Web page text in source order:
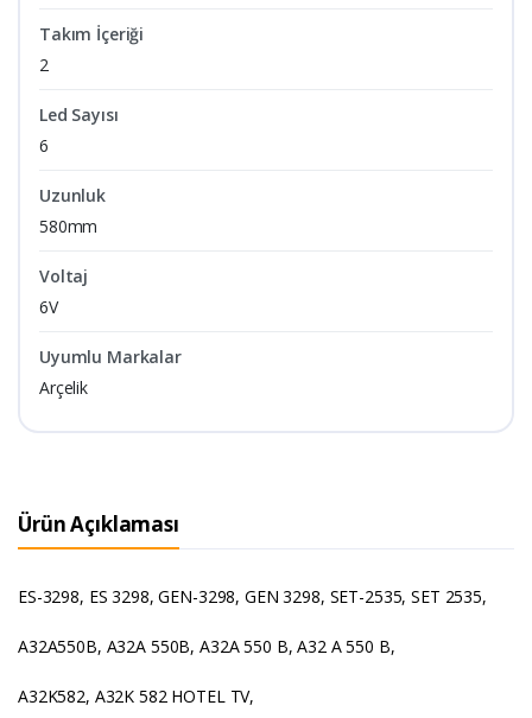
Takım İçeriği
2
Led Sayısı
6
Uzunluk
580mm
Voltaj
6V
Uyumlu Markalar
Arçelik
Ürün Açıklaması
ES-3298, ES 3298, GEN-3298, GEN 3298, SET-2535, SET 2535,
A32A550B, A32A 550B, A32A 550 B, A32 A 550 B,
A32K582, A32K 582 HOTEL TV,